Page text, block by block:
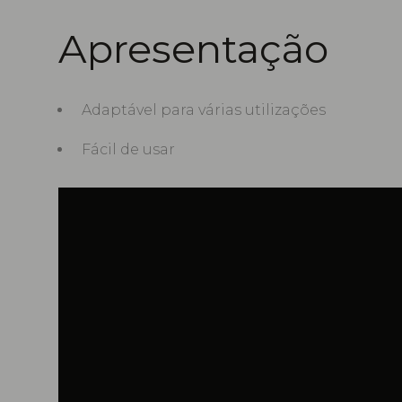
Apresentação
Adaptável para várias utilizações
Fácil de usar